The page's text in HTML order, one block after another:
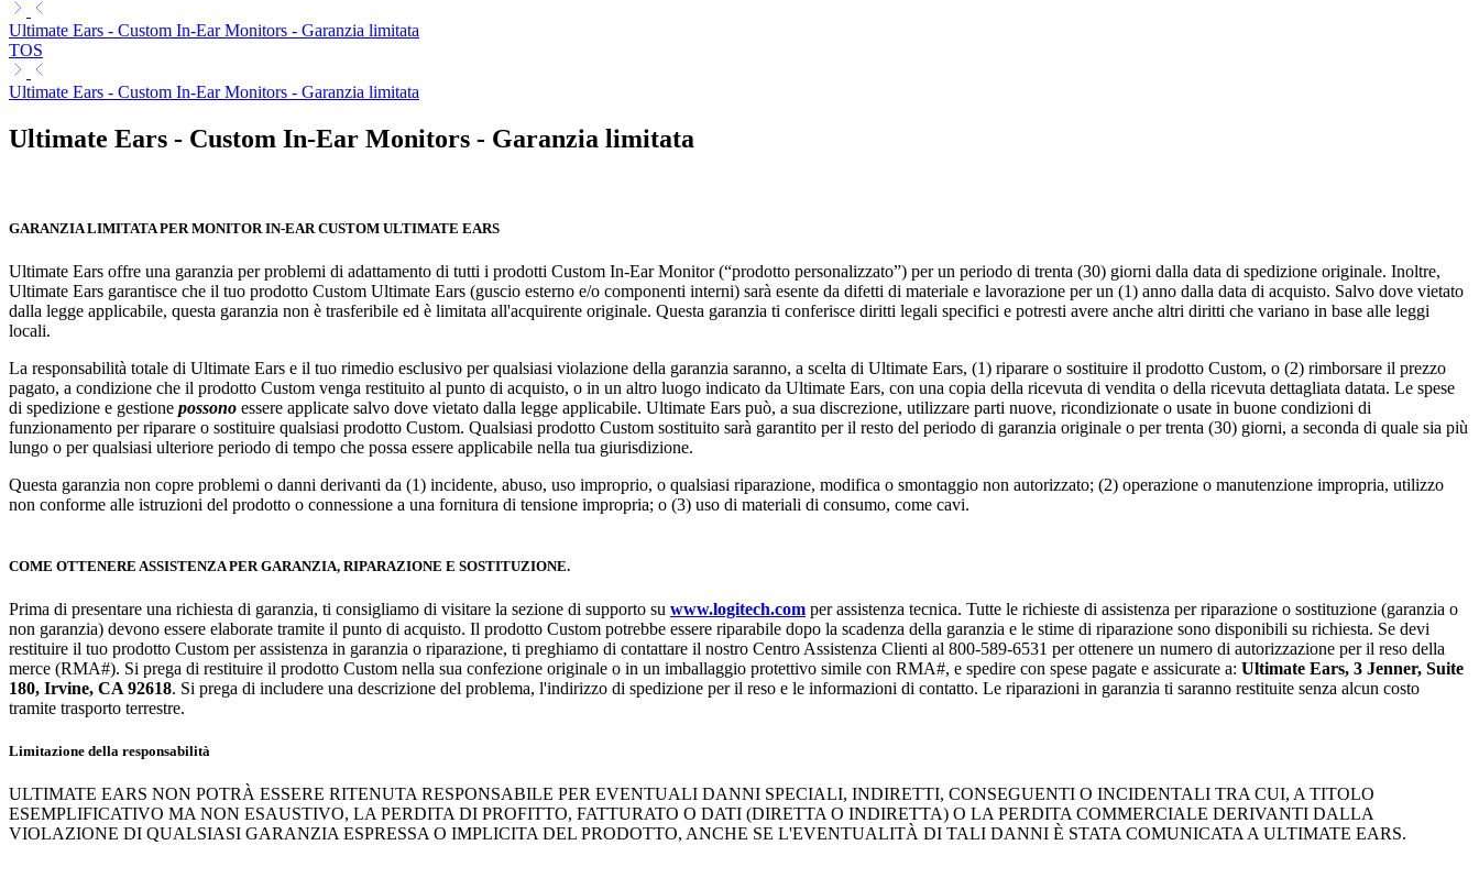
Ultimate Ears - Custom In-Ear Monitors - Garanzia limitata
TOS
Ultimate Ears - Custom In-Ear Monitors - Garanzia limitata
Ultimate Ears - Custom In-Ear Monitors - Garanzia limitata
GARANZIA LIMITATA PER MONITOR IN-EAR CUSTOM ULTIMATE EARS
Ultimate Ears offre una garanzia per problemi di adattamento di tutti i prodotti Custom In-Ear Monitor (“prodotto personalizzato”) per un periodo di trenta (30) giorni dalla data di spedizione originale. Inoltre,
Ultimate Ears garantisce che il tuo prodotto Custom Ultimate Ears (guscio esterno e/o componenti interni) sarà esente da difetti di materiale e lavorazione per un (1) anno dalla data di acquisto. Salvo dove vietato
dalla legge applicabile, questa garanzia non è trasferibile ed è limitata all'acquirente originale. Questa garanzia ti conferisce diritti legali specifici e potresti avere anche altri diritti che variano in base alle leggi
locali.
La responsabilità totale di Ultimate Ears e il tuo rimedio esclusivo per qualsiasi violazione della garanzia saranno, a scelta di Ultimate Ears, (1) riparare o sostituire il prodotto Custom, o (2) rimborsare il prezzo
pagato, a condizione che il prodotto Custom venga restituito al punto di acquisto, o in un altro luogo indicato da Ultimate Ears, con una copia della ricevuta di vendita o della ricevuta dettagliata datata. Le spese
di spedizione e gestione possono essere applicate salvo dove vietato dalla legge applicabile. Ultimate Ears può, a sua discrezione, utilizzare parti nuove, ricondizionate o usate in buone condizioni di
funzionamento per riparare o sostituire qualsiasi prodotto Custom. Qualsiasi prodotto Custom sostituito sarà garantito per il resto del periodo di garanzia originale o per trenta (30) giorni, a seconda di quale sia più
lungo o per qualsiasi ulteriore periodo di tempo che possa essere applicabile nella tua giurisdizione.
Questa garanzia non copre problemi o danni derivanti da (1) incidente, abuso, uso improprio, o qualsiasi riparazione, modifica o smontaggio non autorizzato; (2) operazione o manutenzione impropria, utilizzo
non conforme alle istruzioni del prodotto o connessione a una fornitura di tensione impropria; o (3) uso di materiali di consumo, come cavi.
COME OTTENERE ASSISTENZA PER GARANZIA, RIPARAZIONE E SOSTITUZIONE.
Prima di presentare una richiesta di garanzia, ti consigliamo di visitare la sezione di supporto su www.logitech.com per assistenza tecnica. Tutte le richieste di assistenza per riparazione o sostituzione (garanzia o
non garanzia) devono essere elaborate tramite il punto di acquisto. Il prodotto Custom potrebbe essere riparabile dopo la scadenza della garanzia e le stime di riparazione sono disponibili su richiesta. Se devi
restituire il tuo prodotto Custom per assistenza in garanzia o riparazione, ti preghiamo di contattare il nostro Centro Assistenza Clienti al 800-589-6531 per ottenere un numero di autorizzazione per il reso della
merce (RMA#). Si prega di restituire il prodotto Custom nella sua confezione originale o in un imballaggio protettivo simile con RMA#, e spedire con spese pagate e assicurate a: Ultimate Ears, 3 Jenner, Suite
180, Irvine, CA 92618. Si prega di includere una descrizione del problema, l'indirizzo di spedizione per il reso e le informazioni di contatto. Le riparazioni in garanzia ti saranno restituite senza alcun costo
tramite trasporto terrestre.
Limitazione della responsabilità
ULTIMATE EARS NON POTRÀ ESSERE RITENUTA RESPONSABILE PER EVENTUALI DANNI SPECIALI, INDIRETTI, CONSEGUENTI O INCIDENTALI TRA CUI, A TITOLO
ESEMPLIFICATIVO MA NON ESAUSTIVO, LA PERDITA DI PROFITTO, FATTURATO O DATI (DIRETTA O INDIRETTA) O LA PERDITA COMMERCIALE DERIVANTI DALLA
VIOLAZIONE DI QUALSIASI GARANZIA ESPRESSA O IMPLICITA DEL PRODOTTO, ANCHE SE L'EVENTUALITÀ DI TALI DANNI È STATA COMUNICATA A ULTIMATE EARS.